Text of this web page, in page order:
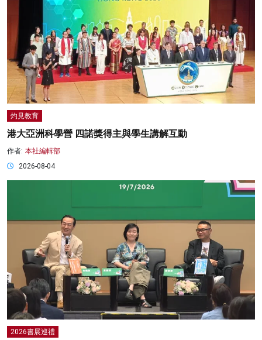
灼見教育
港大亞洲科學營 四諾獎得主與學生講解互動
作者: 本社編輯部
2026-08-04
2026書展巡禮